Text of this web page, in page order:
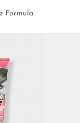
Formula